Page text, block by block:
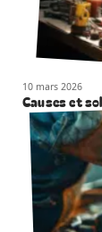
10 mars 2026
Causes et